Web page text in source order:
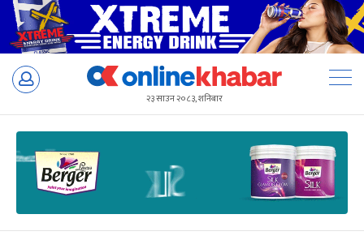
Skip
२३ साउन २०८३, शनिबार